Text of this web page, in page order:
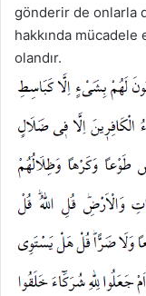
gönderir de onlarla
hakkında mücadele
olandır.